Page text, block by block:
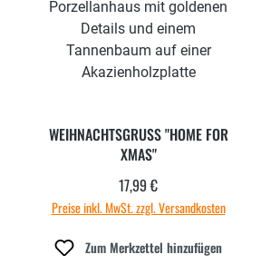
WEIHNACHTSGRUSS "HOME FOR
XMAS"
Regulärer Preis:
17,99 €
Preise inkl. MwSt. zzgl. Versandkosten
Zum Merkzettel hinzufügen